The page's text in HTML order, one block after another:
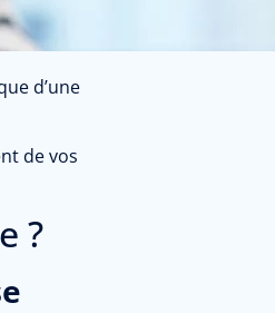
d’une
de vos
?